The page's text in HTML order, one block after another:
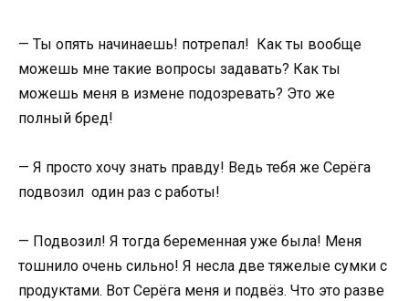
— Ты опять начинаешь! потрепал! Как ты вообще
можешь мне такие вопросы задавать? Как ты
можешь меня в измене подозревать? Это же
полный бред!
— Я просто хочу знать правду! Ведь тебя же Серёга
подвозил один раз с работы!
— Подвозил! Я тогда беременная уже была! Меня
тошнило очень сильно! Я несла две тяжелые сумки с
продуктами. Вот Серёга меня и подвёз. Что это разве